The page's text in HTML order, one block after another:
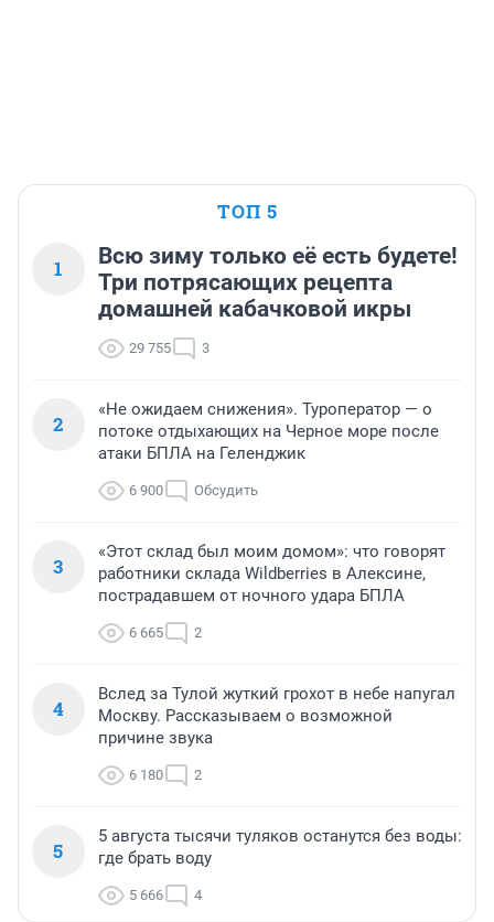
ТОП 5
1
Всю зиму только её есть будете!
Три потрясающих рецепта
домашней кабачковой икры
29 755 3
2
«Не ожидаем снижения». Туроператор — о
потоке отдыхающих на Черное море после
атаки БПЛА на Геленджик
6 900 Обсудить
3
«Этот склад был моим домом»: что говорят
работники склада Wildberries в Алексине,
пострадавшем от ночного удара БПЛА
6 665 2
4
Вслед за Тулой жуткий грохот в небе напугал
Москву. Рассказываем о возможной
причине звука
6 180 2
5
5 августа тысячи туляков останутся без воды:
где брать воду
5 666 4